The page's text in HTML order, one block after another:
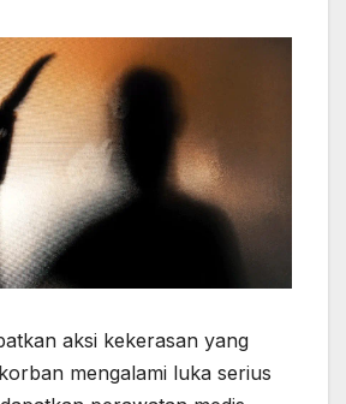
aksi kekerasan yang
mengalami luka serius